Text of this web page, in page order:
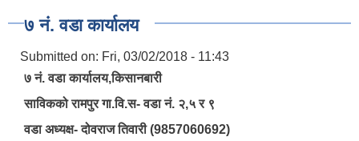
७ नं. वडा कार्यालय
Submitted on: Fri, 03/02/2018 - 11:43
७ नं. वडा कार्यालय,किसानबारी
साविकको रामपुर गा.वि.स- वडा नं. २,५ र ९
वडा अध्यक्ष- दोवराज तिवारी (9857060692)